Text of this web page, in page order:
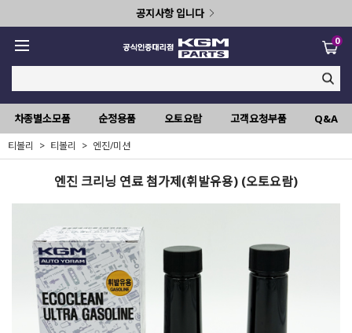
공지사항 입니다
0
차종별소모품 순정용품 오토요람 고객요청부품 Q&A
티볼리 티볼리 엔진/미션
엔진 크리닝 연료 첨가제(휘발유용) (오토요람)